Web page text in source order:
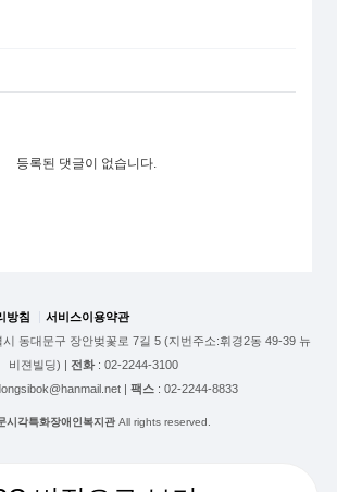
등록된 댓글이 없습니다.
방침
서비스이용약관
동대문구 장안벚꽃로 7길 5 (지번주소:휘경2동 49-39 뉴
비젼빌딩) | 전화: 02-2244-3100
| 팩스 : 02-2244-8833
시각특화장애인복지관 All rights reserved.